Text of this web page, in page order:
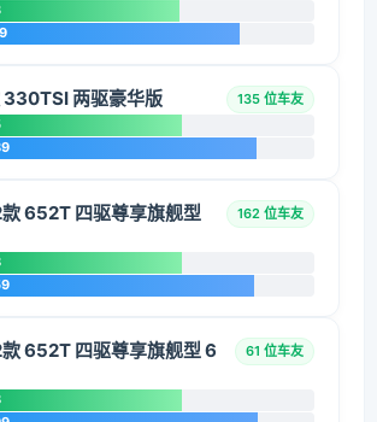
330TSI 两驱豪华版 135 位车友
652T 四驱尊享旗舰型
162 位车友
652T 四驱尊享旗舰型 6
61 位车友